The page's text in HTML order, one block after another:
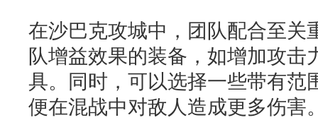
在沙巴克攻城中，团队配合至关
队增益效果的装备，如增加攻击
具。同时，可以选择一些带有范
便在混战中对敌人造成更多伤害